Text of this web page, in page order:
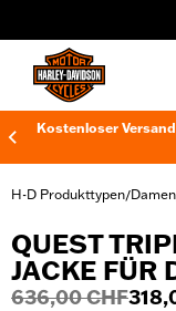
Kostenloser
H-D Produkttypen/Damen
QUEST
JACKE FÜR
636,00 CHF